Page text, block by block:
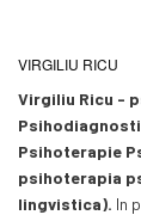
VIRGILIU RICU
Virgiliu Ricu -
Psihoterapie
psihoterapia
lingvistica). In